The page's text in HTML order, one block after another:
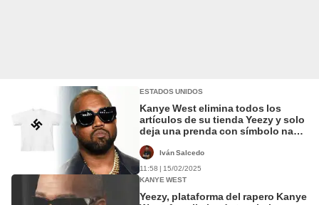
ESTADOS UNIDOS
Kanye West elimina todos los
artículos de su tienda Yeezy y solo
deja una prenda con símbolo nazi
Iván Salcedo
11:58 | 15/02/2025
KANYE WEST
Yeezy, plataforma del rapero Kanye